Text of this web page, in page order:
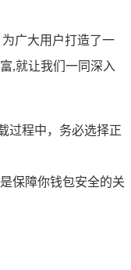
广大用户打造了一
,就让我们一同深入
过程中，务必选择正
保障你钱包安全的关